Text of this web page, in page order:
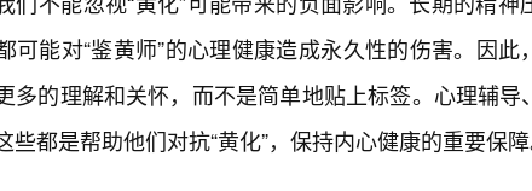
可能对“鉴黄师”的心理健康造成永久性的伤害。因此
多的理解和关怀，而不是简单地贴上标签。心理辅导
些都是帮助他们对抗“黄化”，保持内心健康的重要保障